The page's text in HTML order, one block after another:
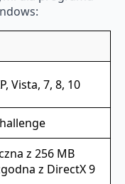
Vista, 7, 8, 10
z 256 MB
z DirectX 9